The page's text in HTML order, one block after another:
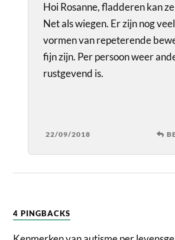
Hoi Rosanne, fladderen kan
Net als wiegen. Er zijn nog
vormen van repeterende
fijn zijn. Per persoon weer
rustgevend is.
22/09/2018
4 PINGBACKS